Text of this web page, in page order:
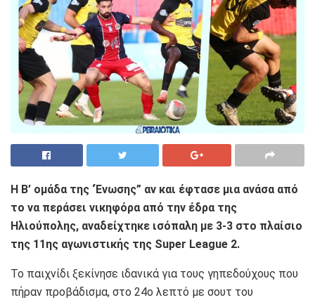
Η Β’ ομάδα της ‘Ένωσης” αν και έφτασε μια ανάσα από
το να περάσει νικηφόρα από την έδρα της
Ηλιούπολης, αναδείχτηκε ισόπαλη με 3-3 στο πλαίσιο
της 11ης αγωνιστικής της Super League 2.
Το παιχνίδι ξεκίνησε ιδανικά για τους γηπεδούχους που
πήραν προβάδισμα, στο 24ο λεπτό με σουτ του